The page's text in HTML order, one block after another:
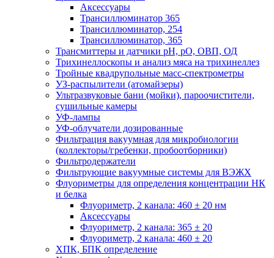
Аксессуары
Трансиллюминатор 365
Трансиллюминатор, 254
Трансиллюминатор, 365
Трансмиттеры и датчики рН, рО, ОВП, ОД
Трихинеллоскопы и анализ мяса на трихинеллез
Тройные квадрупольные масс-спектрометры
УЗ-распылители (атомайзеры)
Ультразвуковые бани (мойки), пароочистители,
сушильные камеры
УФ-лампы
УФ-облучатели дозированные
Фильтрация вакуумная для микробиологии
(коллекторы/гребенки, пробоотборники)
Фильтродержатели
Фильтрующие вакуумные системы для ВЭЖХ
Флуориметры для определения концентрации НК
и белка
Флуориметр, 2 канала: 460 ± 20 нм
Аксессуары
Флуориметр, 2 канала: 365 ± 20
Флуориметр, 2 канала: 460 ± 20
ХПК, БПК определение